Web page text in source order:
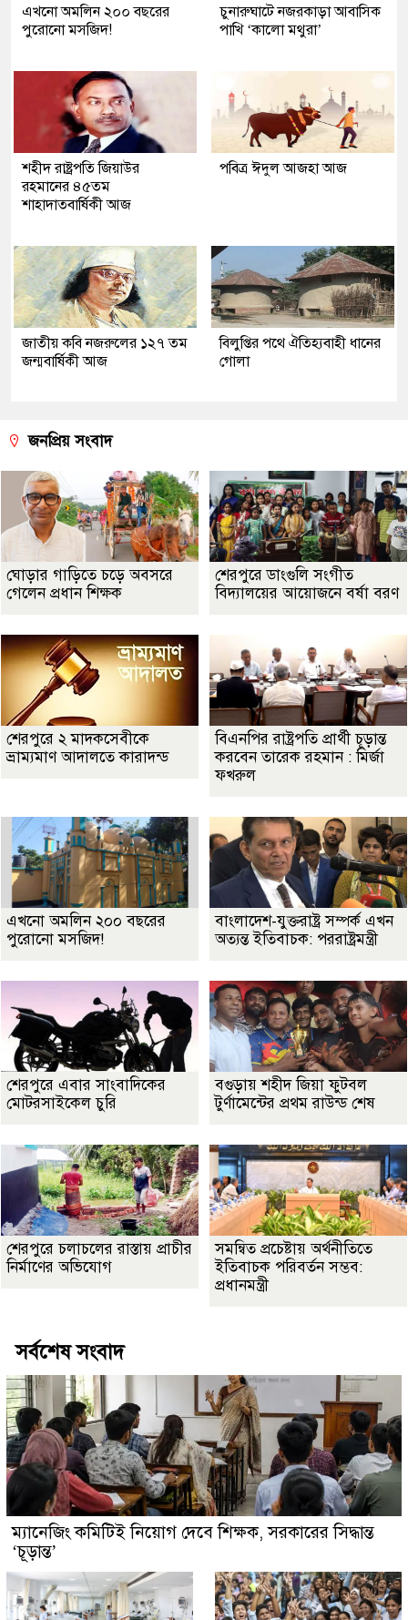
এখনো অমলিন ২০০ বছরের
পুরোনো মসজিদ!
চুনারুঘাটে নজরকাড়া আবাসিক
পাখি ‘কালো মথুরা’
শহীদ রাষ্ট্রপতি জিয়াউর
রহমানের ৪৫তম
শাহাদাতবার্ষিকী আজ
পবিত্র ঈদুল আজহা আজ
জাতীয় কবি নজরুলের ১২৭ তম
জন্মবার্ষিকী আজ
বিলুপ্তির পথে ঐতিহ্যবাহী ধানের
গোলা
জনপ্রিয় সংবাদ
ঘোড়ার গাড়িতে চড়ে অবসরে
গেলেন প্রধান শিক্ষক
শেরপুরে ডাংগুলি সংগীত
বিদ্যালয়ের আয়োজনে বর্ষা বরণ
শেরপুরে ২ মাদকসেবীকে
ভ্রাম্যমাণ আদালতে কারাদন্ড
বিএনপির রাষ্ট্রপতি প্রার্থী চূড়ান্ত
করবেন তারেক রহমান : মির্জা
ফখরুল
এখনো অমলিন ২০০ বছরের
পুরোনো মসজিদ!
বাংলাদেশ-যুক্তরাষ্ট্র সম্পর্ক এখন
অত্যন্ত ইতিবাচক: পররাষ্ট্রমন্ত্রী
শেরপুরে এবার সাংবাদিকের
মোটরসাইকেল চুরি
বগুড়ায় শহীদ জিয়া ফুটবল
টুর্ণামেন্টের প্রথম রাউন্ড শেষ
শেরপুরে চলাচলের রাস্তায় প্রাচীর
নির্মাণের অভিযোগ
সমন্বিত প্রচেষ্টায় অর্থনীতিতে
ইতিবাচক পরিবর্তন সম্ভব:
প্রধানমন্ত্রী
সর্বশেষ সংবাদ
ম্যানেজিং কমিটিই নিয়োগ দেবে শিক্ষক, সরকারের সিদ্ধান্ত
‘চূড়ান্ত’